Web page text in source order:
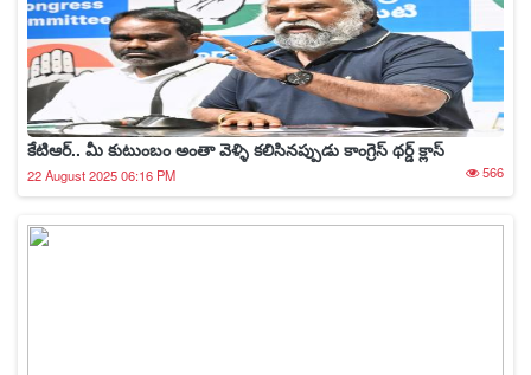
కేటిఆర్.. మీ కుటుంబం అంతా వెళ్ళి కలిసినప్పుడు కాంగ్రెస్ థర్డ్ క్లాస్
22 August 2025 06:16 PM 566